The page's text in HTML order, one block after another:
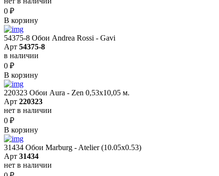
0 ₽
В корзину
54375-8 Обои Andrea Rossi - Gavi
Арт 54375-8
в наличии
0 ₽
В корзину
220323 Обои Aura - Zen 0,53х10,05 м.
Арт 220323
нет в наличии
0 ₽
В корзину
31434 Обои Marburg - Atelier (10.05х0.53)
Арт 31434
нет в наличии